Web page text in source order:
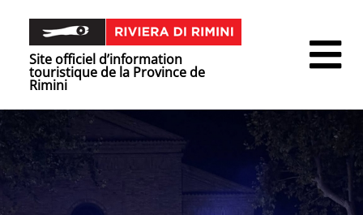
Site officiel d’information
touristique de la Province de
Rimini